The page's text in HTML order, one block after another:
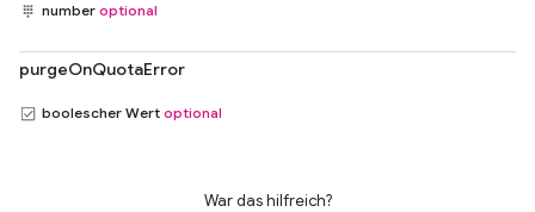
number optional
purgeOnQuotaError
boolescher Wert optional
War das hilfreich?